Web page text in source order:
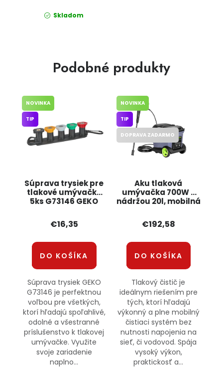
Skladom
Podobné produkty
Súprava trysiek pre
tlakové umývačky
5ks G73146 GEKO
NOVINKA
TIP
€16,35
DO KOŠÍKA
Súprava trysiek GEKO
G73146 je perfektnou
voľbou pre všetkých,
ktorí hľadajú spoľahlivé,
odolné a všestranné
príslušenstvo k tlakovej
umývačke. Využite
svoje zariadenie
naplno...
Aku tlaková
umývačka 700W s
nádržou 20l, mobilná
NOVINKA
TIP
DOPRAVA ZADARMO
€192,58
DO KOŠÍKA
Tlakový čistič je
ideálnym riešením pre
tých, ktorí hľadajú
výkonný a plne mobilný
čistiaci systém bez
nutnosti napojenia na
sieť, či vodovod. Spája
vysoký výkon,
praktickosť a...